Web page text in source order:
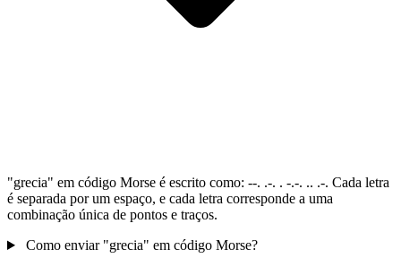
"grecia" em código Morse é escrito como: --. .-. . -.-. .. .-. Cada letra
é separada por um espaço, e cada letra corresponde a uma
combinação única de pontos e traços.
Como enviar "grecia" em código Morse?